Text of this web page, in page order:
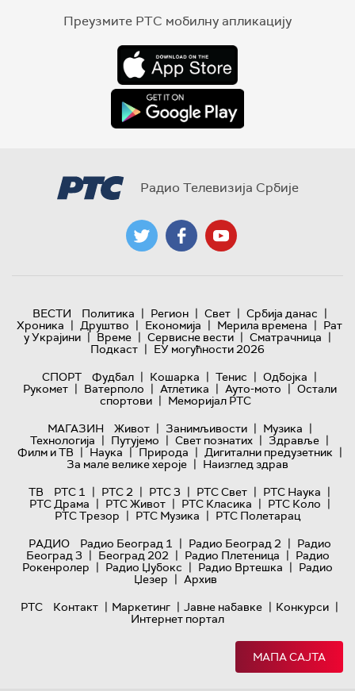
Преузмите РТС мобилну апликацију
Радио Телевизија Србије
ВЕСТИ Политика | Регион | Свет | Србија данас |
Хроника | Друштво | Економија | Мерила времена | Рат
у Украјини | Време | Сервисне вести | Сматрачница |
Подкаст | ЕУ могућности 2026
СПОРТ
Фудбал | Кошарка | Тенис | Одбојка |
Рукомет | Ватерполо | Атлетика | Ауто-мото | Остали
спортови | Меморијал РТС
МАГАЗИН
Живот | Занимљивости | Музика |
Технологијa | Путујемо | Свет познатих | Здравље |
Филм и ТВ | Наука | Природа | Дигитални предузетник |
За мале велике хероје | Наизглед здрав
ТВ
РТС 1 | РТС 2 | РТС 3 | РТС Свет | РТС Наука |
РТС Драма | РТС Живот | РТС Класика | РТС Коло |
РТС Трезор | РТС Музика | РТС Полетарац
РАДИО
Радио Београд 1 | Радио Београд 2 | Радио
Београд 3 | Београд 202 | Радио Плетеница | Радио
Рокенролер | Радио Џубокс | Радио Вртешка | Радио
Џезер | Архив
РТС
Контакт | Маркетинг | Јавне набавке | Конкурси |
Интернет портал
МАПА САЈТА